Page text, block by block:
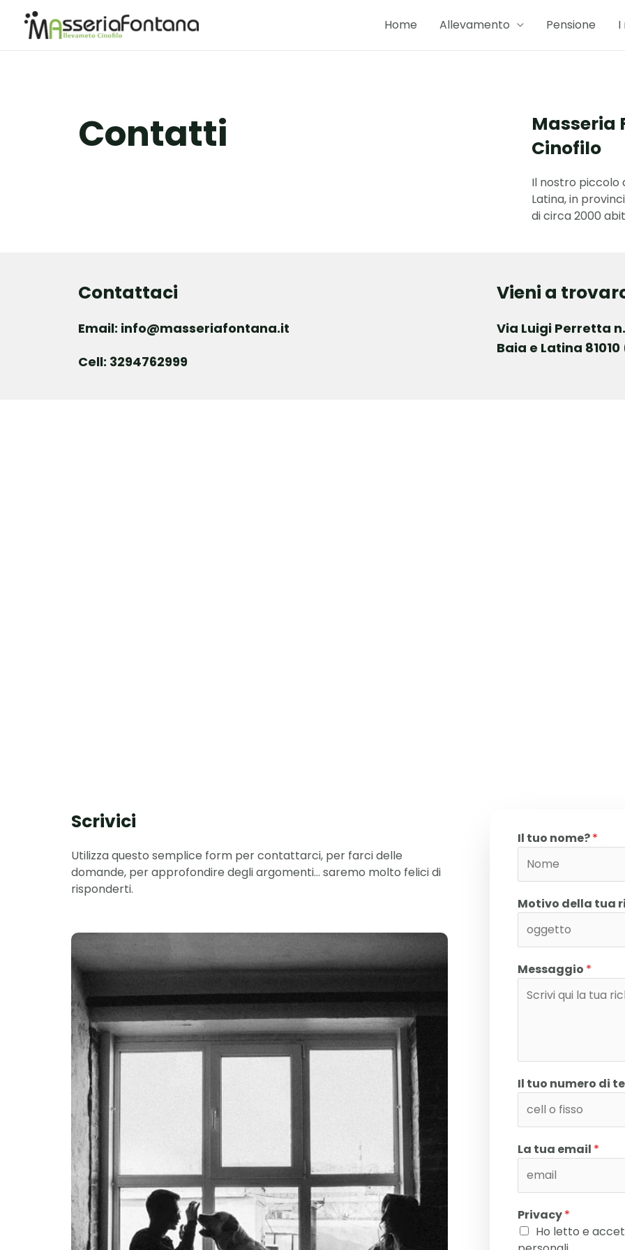
Home Allevamento Pensione I
Contatti
Masseria
Cinofilo
Il nostro piccolo
Latina, in
di circa 2000
Contattaci
Email: info@masseriafontana.it
Cell: 3294762999
Vieni a
Via Luigi Perretta
Baia e Latina 81010
Scrivici
Utilizza questo semplice form per contattarci, per farci delle
domande, per approfondire degli argomenti… saremo molto felici di
risponderti.
Il tuo nome?*
Motivo della tua
Messaggio *
Il tuo numero di
La tua email *
Privacy*
Ho letto e